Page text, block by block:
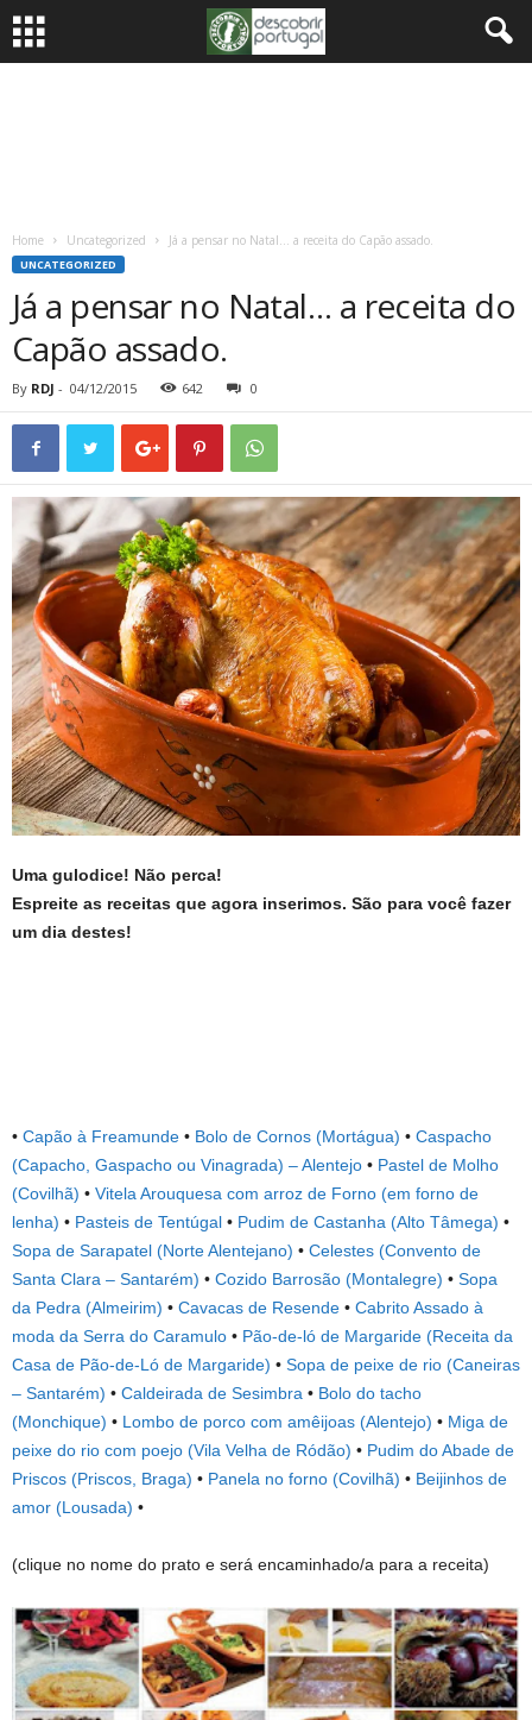
Home Uncategorized Já a pensar no Natal… a receita do Capão assado.
UNCATEGORIZED
Já a pensar no Natal… a receita do
Capão assado.
By RDJ - 04/12/2015 642 0
Uma gulodice! Não perca!
Espreite as receitas que agora inserimos. São para você fazer
um dia destes!
• Capão à Freamunde • Bolo de Cornos (Mortágua) • Caspacho
(Capacho, Gaspacho ou Vinagrada) – Alentejo • Pastel de Molho
(Covilhã) • Vitela Arouquesa com arroz de Forno (em forno de
lenha) • Pasteis de Tentúgal • Pudim de Castanha (Alto Tâmega) •
Sopa de Sarapatel (Norte Alentejano) • Celestes (Convento de
Santa Clara – Santarém) • Cozido Barrosão (Montalegre) • Sopa
da Pedra (Almeirim) • Cavacas de Resende • Cabrito Assado à
moda da Serra do Caramulo • Pão-de-ló de Margaride (Receita da
Casa de Pão-de-Ló de Margaride) • Sopa de peixe de rio (Caneiras
– Santarém) • Caldeirada de Sesimbra • Bolo do tacho
(Monchique) • Lombo de porco com amêijoas (Alentejo) • Miga de
peixe do rio com poejo (Vila Velha de Ródão) • Pudim do Abade de
Priscos (Priscos, Braga) • Panela no forno (Covilhã) • Beijinhos de
amor (Lousada) •
(clique no nome do prato e será encaminhado/a para a receita)